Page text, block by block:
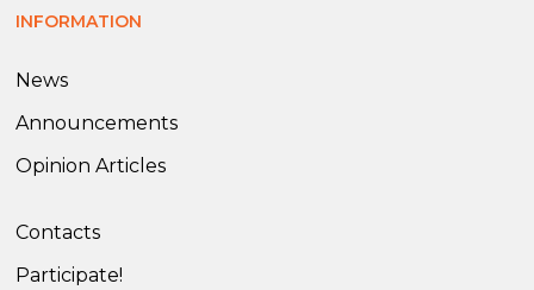
INFORMATION
News
Announcements
Opinion Articles
Contacts
Participate!